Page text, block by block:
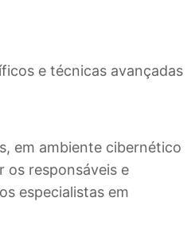
e técnicas avançadas
em ambiente cibernético
os responsáveis e
especialistas em